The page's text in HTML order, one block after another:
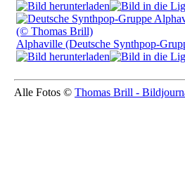
Alphaville (Deutsche Synthpop-
Alle Fotos © Thomas Brill -